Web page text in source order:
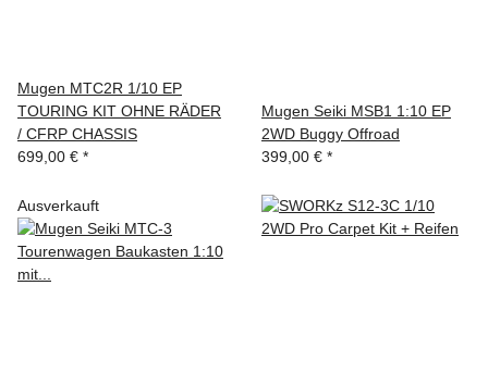
Mugen MTC2R 1/10 EP
TOURING KIT OHNE RÄDER
/ CFRP CHASSIS
699,00 € *
Mugen Seiki MSB1 1:10 EP
2WD Buggy Offroad
399,00 € *
Ausverkauft